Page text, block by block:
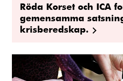
Röda Korset och ICA
gemensamma
krisberedskap.